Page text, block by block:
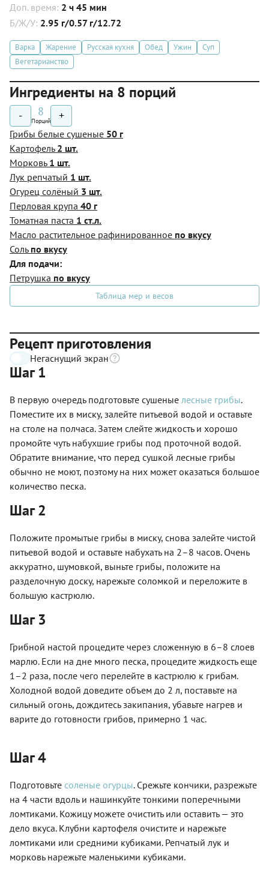
Доп. время: 2 ч 45 мин
Б/Ж/У: 2.95 г/0.57 г/12.72
Варка Жарение Русская кухня Обед Ужин
Суп
Вегетарианство
Ингредиенты на 8 порций
- 8
Порций +
Грибы белые сушеные 50 г
Картофель 2 шт.
Морковь 1 шт.
Лук репчатый 1 шт.
Огурец солёный 3 шт.
Перловая крупа 40 г
Томатная паста 1 ст.л.
Масло растительное рафинированное по вкусу
Соль по вкусу
Для подачи:
Петрушка по вкусу
Таблица мер и весов
Рецепт приготовления
Негаснущий экран
Шаг 1
В первую очередь подготовьте сушеные лесные грибы.
Поместите их в миску, залейте питьевой водой и оставьте
на столе на полчаса. Затем слейте жидкость и хорошо
промойте чуть набухшие грибы под проточной водой.
Обратите внимание, что перед сушкой лесные грибы
обычно не моют, поэтому на них может оказаться большое
количество песка.
Шаг 2
Положите промытые грибы в миску, снова залейте чистой
питьевой водой и оставьте набухать на 2–8 часов. Очень
аккуратно, шумовкой, выньте грибы, положите на
разделочную доску, нарежьте соломкой и переложите в
большую кастрюлю.
Шаг 3
Грибной настой процедите через сложенную в 6–8 слоев
марлю. Если на дне много песка, процедите жидкость еще
1–2 раза, после чего перелейте в кастрюлю к грибам.
Холодной водой доведите объем до 2 л, поставьте на
сильный огонь, дождитесь закипания, убавьте нагрев и
варите до готовности грибов, примерно 1 час.
Шаг 4
Подготовьте соленые огурцы. Срежьте кончики, разрежьте
на 4 части вдоль и нашинкуйте тонкими поперечными
ломтиками. Кожицу можете очистить или оставить — это
дело вкуса. Клубни картофеля очистите и нарежьте
ломтиками или средними кубиками. Репчатый лук и
морковь нарежьте маленькими кубиками.